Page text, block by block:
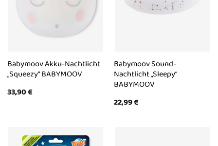
Babymoov Akku-Nachtlicht
„Squeezy“ BABYMOOV
33,90€
Babymoov Sound-
Nachtlicht „Sleepy“
BABYMOOV
22,99€